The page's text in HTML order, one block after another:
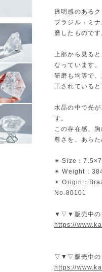
透明感のある
ブラジル・ミ
磨したものです
上部から見る
なっています。
研磨も均等で
工されていると
水晶の中で光
す。
この存在感、
尊さを、あらた
✴︎ Size：
✴︎ Weight：
✴︎ Origin：
No.80101
▼▽▼販売中の
https://
▽▼▽販売中の
https://